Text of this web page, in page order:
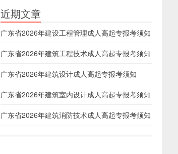
近期文章
广东省2026年建设工程管理成人高起专报考须知
广东省2026年建筑工程技术成人高起专报考须知
广东省2026年建筑设计成人高起专报考须知
广东省2026年建筑室内设计成人高起专报考须知
广东省2026年建筑消防技术成人高起专报考须知